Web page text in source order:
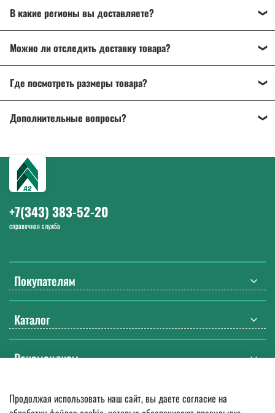
расчетный счет организации.
Для государственных и муниципальных заказчиков
возможна поставка товара с отсрочкой платежа до 30 дней.
В какие регионы вы доставляете?
России : от Калининграда до Владивостока.
Подробнее о доставке
Можно ли отследить доставку товара?
через ТК «СДЭК», DPD или Почту России.
Где посмотреть размеры товара?
возникли сомнения, напишите или позвоните нам — поможем
Дополнительные вопросы?
52-20. Работаем с 9:00 до 18:00 Екб в будние дни.
Покупателям
Каталог
Рекомендуем
+7(343) 383-52-20
справочная служба
© 2018 2026. Оптовые поставки спецодежды, ДСИЗ, СИЗ, мебели
Продолжая использовать наш сайт, вы даете согласие на